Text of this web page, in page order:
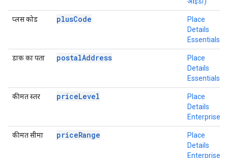
प्लस कोड plusCode
Place
Details
Essentials
डाक का पता postalAddress
Place
Details
Essentials
कीमत स्तर priceLevel
Place
Details
Enterprise
कीमत सीमा priceRange
Place
Details
Enterprise